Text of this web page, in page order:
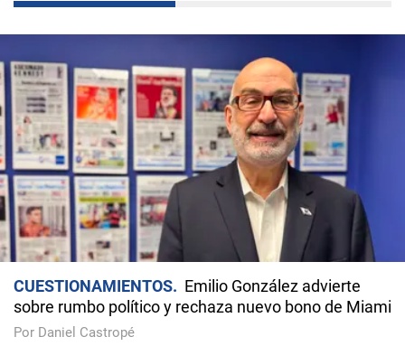
CUESTIONAMIENTOS
Emilio González advierte
sobre rumbo político y rechaza nuevo bono de Miami
Por Daniel Castropé